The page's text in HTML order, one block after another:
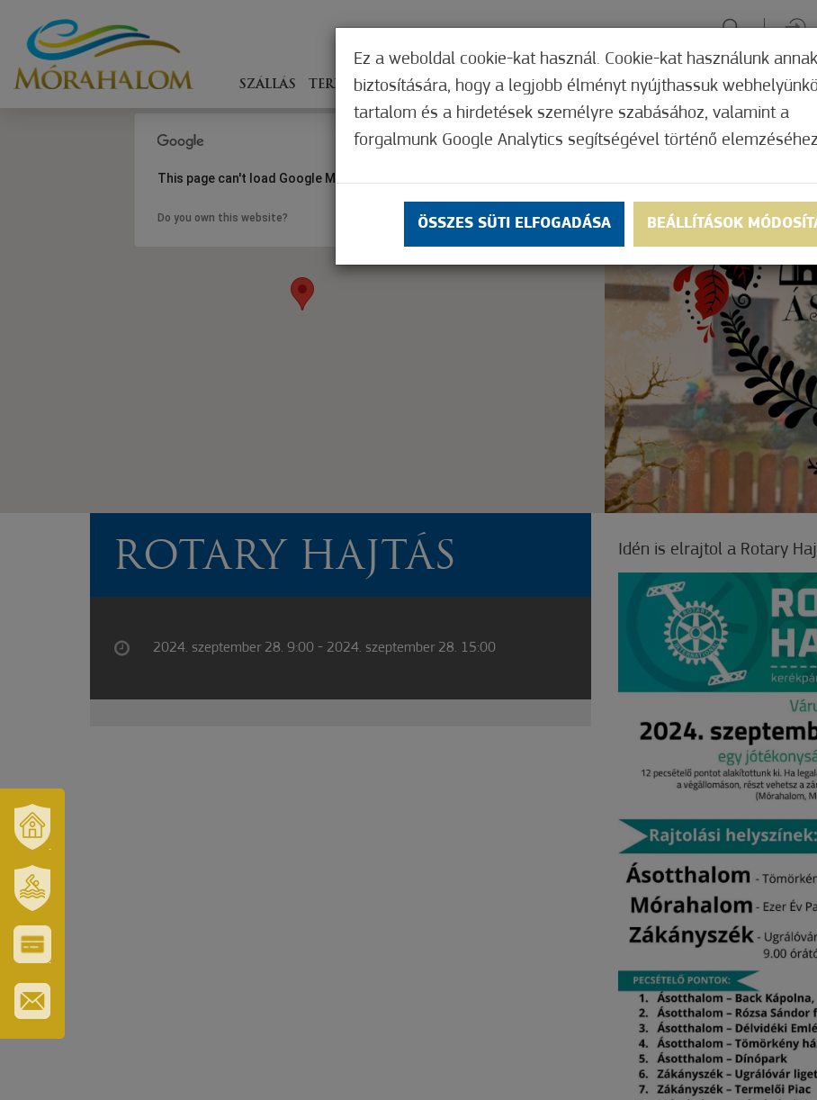
ÉS
TÉRSÉGÜNK
ERZSÉBET
GYÓGYFÜRDŐ
ÉS
TURISZTIKAI
KÁRTYA
SZÁLLÁS TERÍTÉKEN ÉLMÉNYSZERZÉS ZÖLD FÓKUSZ GYÓGYHELY MERRE,
This page can't load Google Maps correctly.
Do you own this website? OK
ROTARY HAJTÁS
2024. szeptember 28. 9:00 - 2024. szeptember 28. 15:00
Idén is elrajtol a Rotary
Ez a weboldal cookie-kat használ. Cookie-kat használunk annak
biztosítására, hogy a legjobb élményt nyújthassuk
tartalom és a hirdetések személyre szabásához, valamint a
forgalmunk Google Analytics segítségével történő
ÖSSZES SÜTI ELFOGADÁSA BEÁLLÍTÁSOK